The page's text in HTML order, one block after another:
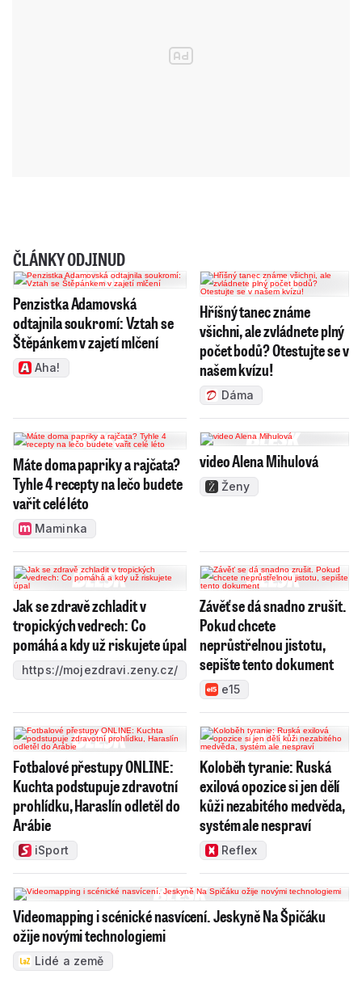
ČLÁNKY ODJINUD
Penzistka Adamovská
odtajnila soukromí: Vztah se
Štěpánkem v zajetí mlčení
Aha!
Hříšný tanec známe
všichni, ale zvládnete plný
počet bodů? Otestujte se v
našem kvízu!
Dáma
Máte doma papriky a rajčata?
Tyhle 4 recepty na lečo budete
vařit celé léto
Maminka
video Alena Mihulová
Ženy
Jak se zdravě zchladit v
tropických vedrech: Co
pomáhá a kdy už riskujete úpal
https://mojezdravi.zeny.cz/
Závěť se dá snadno zrušit.
Pokud chcete
neprůstřelnou jistotu,
sepište tento dokument
e15
Fotbalové přestupy ONLINE:
Kuchta podstupuje zdravotní
prohlídku, Haraslín odletěl do
Arábie
iSport
Koloběh tyranie: Ruská
exilová opozice si jen dělí
kůži nezabitého medvěda,
systém ale nespraví
Reflex
Videomapping i scénické nasvícení. Jeskyně Na Špičáku
ožije novými technologiemi
Lidé a země